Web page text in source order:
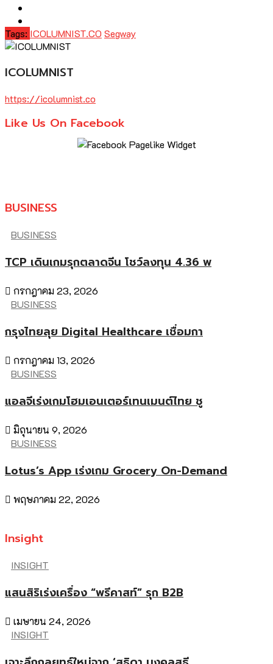
Tags: ICOLUMNIST.CO Segway
ICOLUMNIST
https://icolumnist.co
Like Us On Facebook
BUSINESS
BUSINESS
TCP เดินเกมรุกตลาดจีน โชว์ลงทุน 4.36 พ
กรกฎาคม 23, 2026
BUSINESS
กรุงไทยลุย Digital Healthcare เชื่อมกา
กรกฎาคม 13, 2026
BUSINESS
แอลจีเร่งเกมโฮมเอนเตอร์เทนเมนต์ไทย ชู
มิถุนายน 9, 2026
BUSINESS
Lotus’s App เร่งเกม Grocery On-Demand
พฤษภาคม 22, 2026
Insight
INSIGHT
แสนสิริเร่งเครื่อง “พรีคาสท์” รุก B2B
เมษายน 24, 2026
INSIGHT